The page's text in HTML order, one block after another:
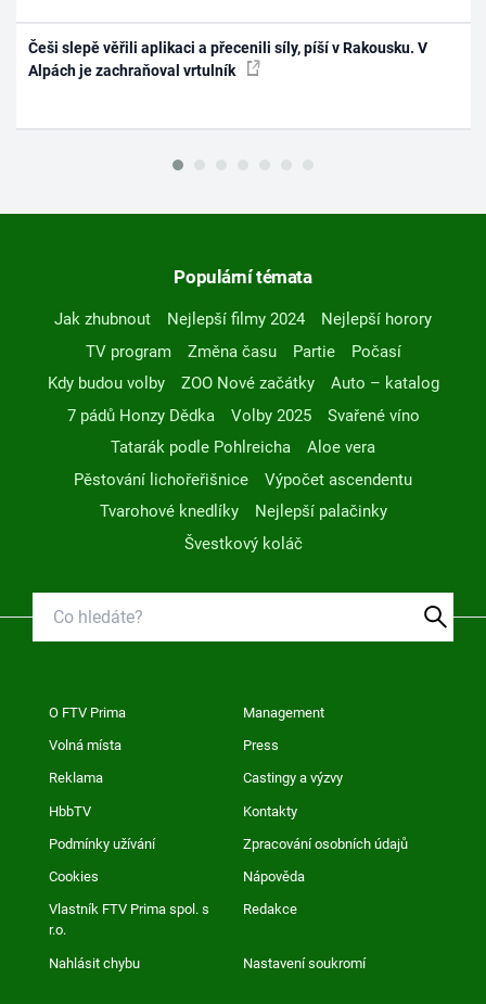
Češi slepě věřili aplikaci a přecenili síly, píší v Rakousku. V
Alpách je zachraňoval vrtulník
Populární témata
Jak zhubnout Nejlepší filmy 2024
Nejlepší horory
TV program
Změna času Partie
Počasí
Kdy budou volby
ZOO Nové začátky
Auto – katalog
7 pádů Honzy Dědka
Volby 2025
Svařené víno
Tatarák podle Pohlreicha
Aloe vera
Pěstování lichořeřišnice
Výpočet ascendentu
Tvarohové knedlíky
Nejlepší palačinky
Švestkový koláč
O FTV Prima Management
Volná místa Press
Reklama Castingy a výzvy
HbbTV Kontakty
Podmínky užívání Zpracování osobních údajů
Cookies Nápověda
Vlastník FTV Prima spol. s
r.o.
Redakce
Nahlásit chybu Nastavení soukromí